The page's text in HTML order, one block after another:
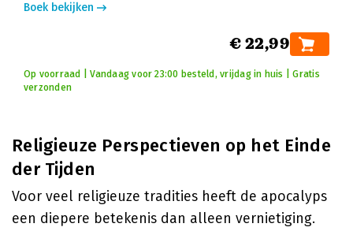
Boek bekijken
€ 22,99
Op voorraad | Vandaag voor 23:00 besteld, vrijdag in huis | Gratis
verzonden
Religieuze Perspectieven op het Einde
der Tijden
Voor veel religieuze tradities heeft de apocalyps
een diepere betekenis dan alleen vernietiging.